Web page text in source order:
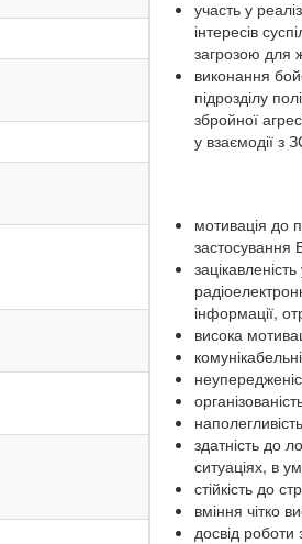
участь у
інтересів
загрозою для
виконання
підрозділу
збройної
у взаємодії
мотивація до
застосування
інформації,
висока
здатність до
ситуаціях, в
стійкість до
вміння чітко
досвід роботи